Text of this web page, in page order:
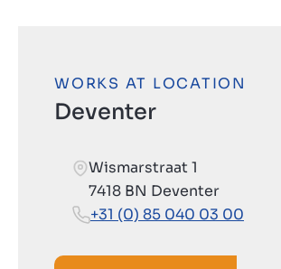
WORKS AT LOCATION
Deventer
Wismarstraat 1
7418 BN Deventer
+31 (0) 85 040 03 00